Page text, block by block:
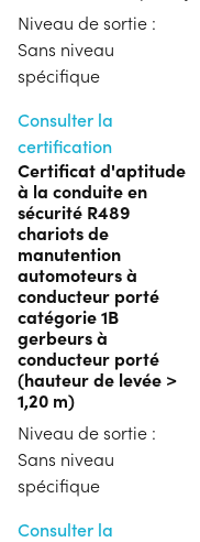
Niveau de sortie :
Sans niveau
spécifique
Consulter la
certification
Certificat d'aptitude
à la conduite en
sécurité R489
chariots de
manutention
automoteurs à
conducteur porté
catégorie 1B
gerbeurs à
conducteur porté
(hauteur de levée >
1,20 m)
Niveau de sortie :
Sans niveau
spécifique
Consulter la